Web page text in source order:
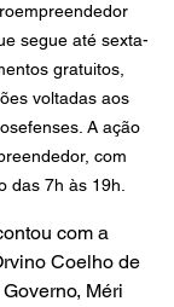
segue até sexta-
gratuitos,
voltadas aos
A ação
com
das 7h às 19h.
com a
Coelho de
Méri